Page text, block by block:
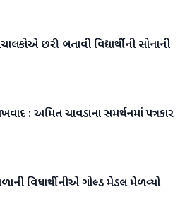
છરી બતાવી વિદ્યાર્થીની સોનાની
: અમિત ચાવડાના સમર્થનમાં પત્રકાર
વિધાર્થીનીએ ગોલ્ડ મેડલ મેળવ્યો